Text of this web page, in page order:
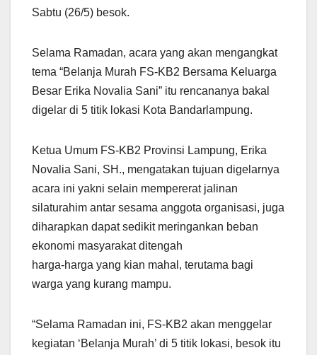
Sabtu (26/5) besok.
Selama Ramadan, acara yang akan mengangkat
tema “Belanja Murah FS-KB2 Bersama Keluarga
Besar Erika Novalia Sani” itu rencananya bakal
digelar di 5 titik lokasi Kota Bandarlampung.
Ketua Umum FS-KB2 Provinsi Lampung, Erika
Novalia Sani, SH., mengatakan tujuan digelarnya
acara ini yakni selain mempererat jalinan
silaturahim antar sesama anggota organisasi, juga
diharapkan dapat sedikit meringankan beban
ekonomi masyarakat ditengah
harga-harga yang kian mahal, terutama bagi
warga yang kurang mampu.
“Selama Ramadan ini, FS-KB2 akan menggelar
kegiatan ‘Belanja Murah’ di 5 titik lokasi, besok itu